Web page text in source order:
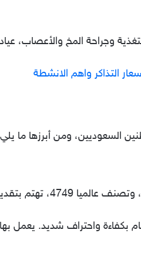
وجراحة المخ والأعصاب،
التذاكر واهم الانشطة
السعوديين، ومن أبرزها ما
بأمراض الجلد والبشرة.
بكفاءة واحتراف شديد. يعمل